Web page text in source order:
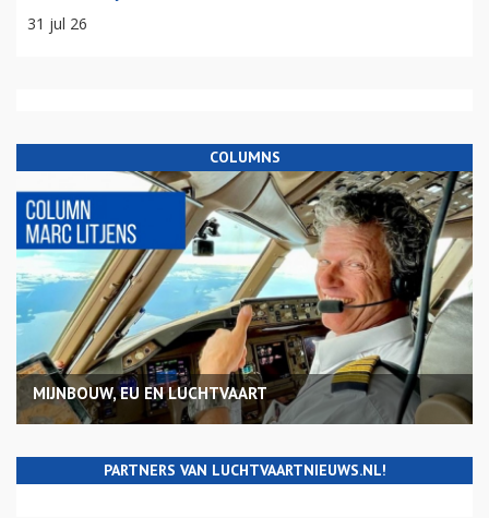
31 jul 26
COLUMNS
MIJNBOUW, EU EN LUCHTVAART
PARTNERS VAN LUCHTVAARTNIEUWS.NL!